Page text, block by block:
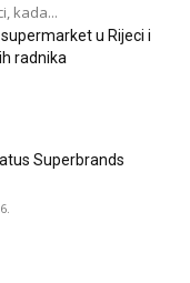
kada...
u Rijeci i
radnika
Superbrands